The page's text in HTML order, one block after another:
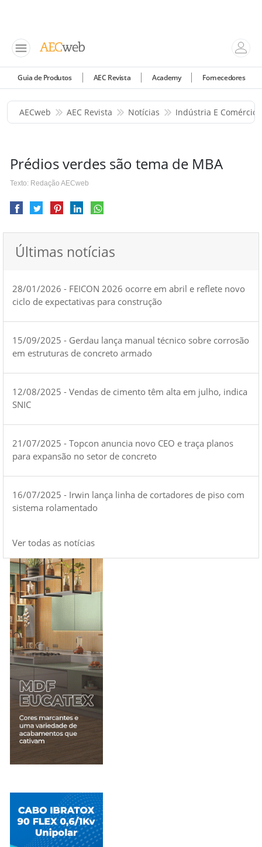
Guia de Produtos AEC Revista Academy Fornecedores
AECweb AEC Revista Notícias Indústria E Comércio
Prédios verdes são tema de MBA
Texto: Redação AECweb
Últimas notícias
28/01/2026 - FEICON 2026 ocorre em abril e reflete novo
ciclo de expectativas para construção
15/09/2025 - Gerdau lança manual técnico sobre corrosão
em estruturas de concreto armado
12/08/2025 - Vendas de cimento têm alta em julho, indica
SNIC
21/07/2025 - Topcon anuncia novo CEO e traça planos
para expansão no setor de concreto
16/07/2025 - Irwin lança linha de cortadores de piso com
sistema rolamentado
Ver todas as notícias